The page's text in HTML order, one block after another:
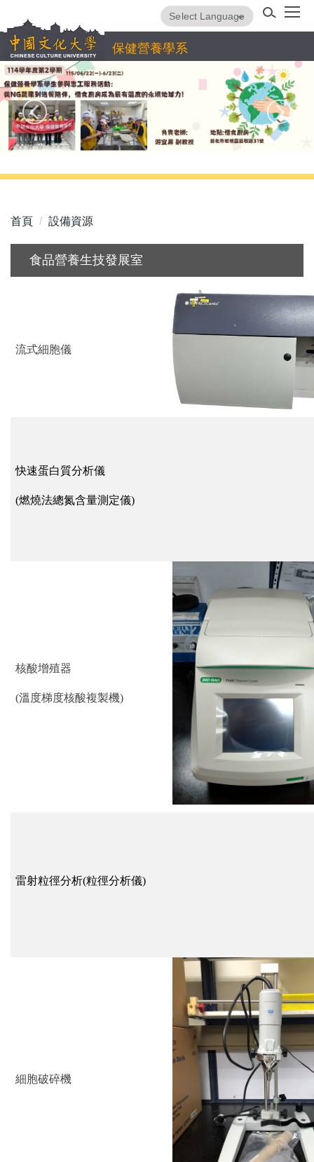
到
主
要
內
容
區
保健營養學系
Translate
首頁 設備資源
食品營養生技發展室
流式細胞儀
快速蛋白質分析儀
(燃燒法總氮含量測定儀)
核酸增殖器
(溫度梯度核酸複製機)
雷射粒徑分析(粒徑分析儀)
細胞破碎機